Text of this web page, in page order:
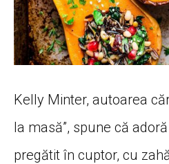
Kelly Minter, autoarea
la masă”, spune că adoră
pregătit în cuptor, cu